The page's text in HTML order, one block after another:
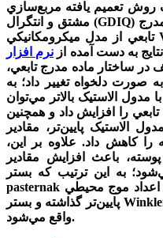
روش تعميم يافته مربع‌سازي
مشتق و انتگرال (GDIQ) حل شده‌اند. براي مدل سازي ماده مدرج
تابعي از مدل ميکرومکانيکي Voigt استفاده شده است. بر اساس
نتايج به دست آمده از
در ساختار ماده مدرج تابعي،
صورت دلخواه تغيير داد؛ به
الاستيک بالاتر مي‌توان
را افزايش داد و همچنين
الاستيک پايين‌تر، مقادير
کاهش داد. علاوه بر اين،
باعث افزايش مقادير
به اين ترتيب که بستر
pasternak اثر بيش‌تري بر مقادير فرکانسي در اعداد موج محيطي
پايين‌تر گذاشته و بستر Winkler در اعداد موج محيطي بالاتر مؤثرتر
واقع مي‌شود.